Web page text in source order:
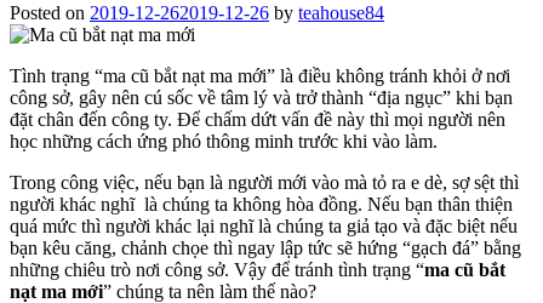
Posted on 2019-12-262019-12-26 by teahouse84
Tình trạng “ma cũ bắt nạt ma mới” là điều không tránh khỏi ở nơi
công sở, gây nên cú sốc về tâm lý và trở thành “địa ngục” khi bạn
đặt chân đến công ty. Để chấm dứt vấn đề này thì mọi người nên
học những cách ứng phó thông minh trước khi vào làm.
Trong công việc, nếu bạn là người mới vào mà tỏ ra e dè, sợ sệt thì
người khác nghĩ là chúng ta không hòa đồng. Nếu bạn thân thiện
quá mức thì người khác lại nghĩ là chúng ta giả tạo và đặc biệt nếu
bạn kêu căng, chảnh chọe thì ngay lập tức sẽ hứng “gạch đá” bằng
những chiêu trò nơi công sở. Vậy để tránh tình trạng “ma cũ bắt
nạt ma mới” chúng ta nên làm thế nào?